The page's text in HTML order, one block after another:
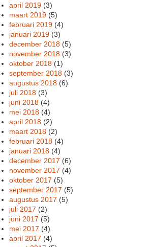
april 2019 (3)
maart 2019 (5)
februari 2019 (4)
januari 2019 (3)
december 2018 (5)
november 2018 (3)
oktober 2018 (1)
september 2018 (3)
augustus 2018 (6)
juli 2018 (3)
juni 2018 (4)
mei 2018 (4)
april 2018 (2)
maart 2018 (2)
februari 2018 (4)
januari 2018 (4)
december 2017 (6)
november 2017 (4)
oktober 2017 (5)
september 2017 (5)
augustus 2017 (5)
juli 2017 (2)
juni 2017 (5)
mei 2017 (4)
april 2017 (4)